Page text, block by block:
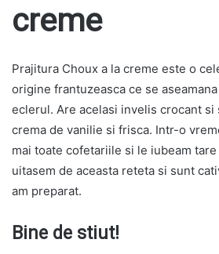
creme
Prajitura Choux a la creme este o
origine frantuzeasca ce se
eclerul. Are acelasi invelis crocant si
crema de vanilie si frisca. Intr-o
mai toate cofetariile si le iubeam
uitasem de aceasta reteta si sunt
am preparat.
Bine de stiut!